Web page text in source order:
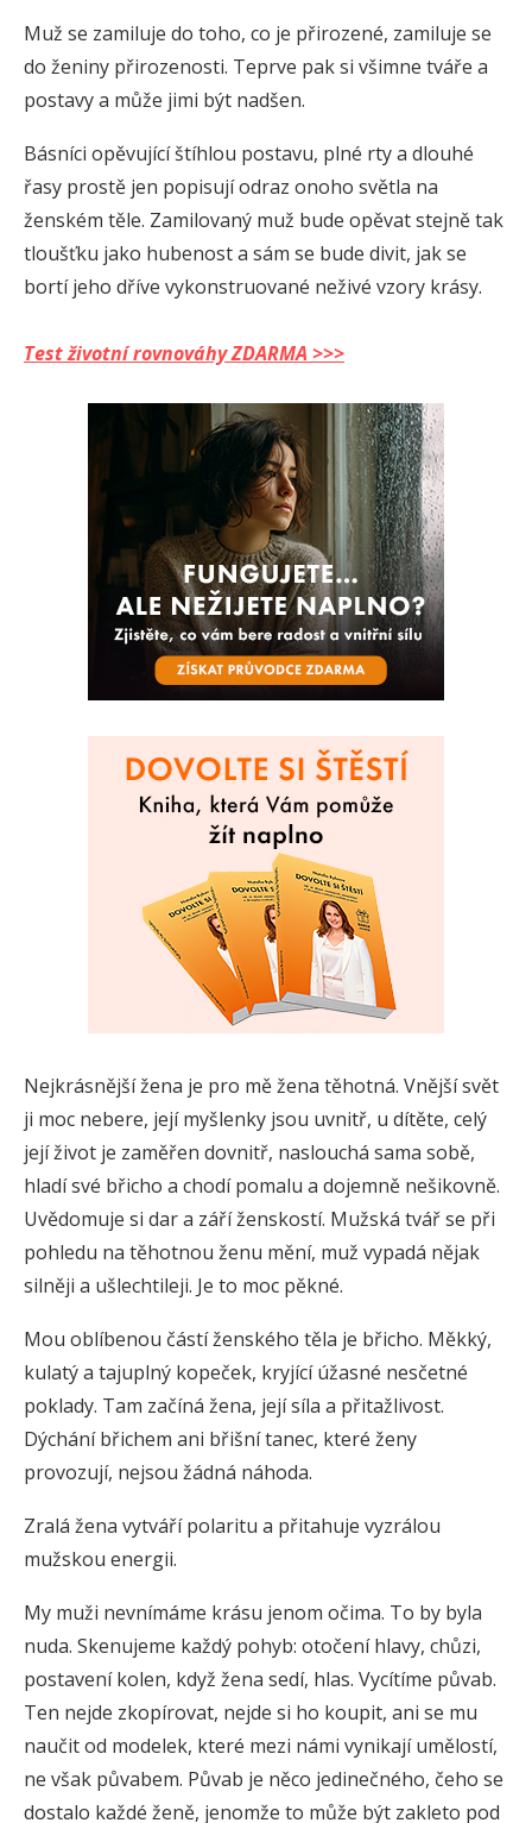
Muž se zamiluje do toho, co je přirozené, zamiluje se
do ženiny přirozenosti. Teprve pak si všimne tváře a
postavy a může jimi být nadšen.
Básníci opěvující štíhlou postavu, plné rty a dlouhé
řasy prostě jen popisují odraz onoho světla na
ženském těle. Zamilovaný muž bude opěvat stejně tak
tloušťku jako hubenost a sám se bude divit, jak se
bortí jeho dříve vykonstruované neživé vzory krásy.
Test životní rovnováhy ZDARMA >>>
Nejkrásnější žena je pro mě žena těhotná. Vnější svět
ji moc nebere, její myšlenky jsou uvnitř, u dítěte, celý
její život je zaměřen dovnitř, naslouchá sama sobě,
hladí své břicho a chodí pomalu a dojemně nešikovně.
Uvědomuje si dar a září ženskostí. Mužská tvář se při
pohledu na těhotnou ženu mění, muž vypadá nějak
silněji a ušlechtileji. Je to moc pěkné.
Mou oblíbenou částí ženského těla je břicho. Měkký,
kulatý a tajuplný kopeček, kryjící úžasné nesčetné
poklady. Tam začíná žena, její síla a přitažlivost.
Dýchání břichem ani břišní tanec, které ženy
provozují, nejsou žádná náhoda.
Zralá žena vytváří polaritu a přitahuje vyzrálou
mužskou energii.
My muži nevnímáme krásu jenom očima. To by byla
nuda. Skenujeme každý pohyb: otočení hlavy, chůzi,
postavení kolen, když žena sedí, hlas. Vycítíme půvab.
Ten nejde zkopírovat, nejde si ho koupit, ani se mu
naučit od modelek, které mezi námi vynikají umělostí,
ne však půvabem. Půvab je něco jedinečného, čeho se
dostalo každé ženě, jenomže to může být zakleto pod